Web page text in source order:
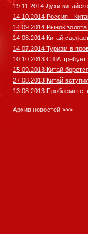
19.11.2014 Духи
14.10.2014 Россия -
14.09.2014 Рынок
14.08.2014 Китай
14.07.2014 Туризм в
10.10.2013 США требует
15.09.2013 Китай
27.08.2013 Китай
13.08.2013 Проблемы с
Архив новостей >>>